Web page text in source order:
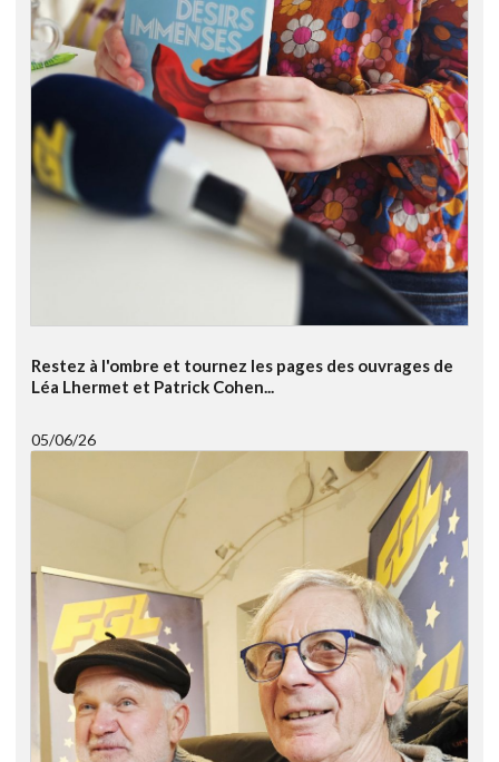
Restez à l'ombre et tournez les pages des ouvrages de
Léa Lhermet et Patrick Cohen...
05/06/26